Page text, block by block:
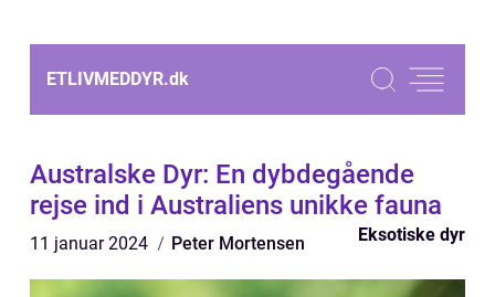
ETLIVMEDDYR.dk
Australske Dyr: En dybdegående
rejse ind i Australiens unikke fauna
11 januar 2024 Peter Mortensen Eksotiske dyr